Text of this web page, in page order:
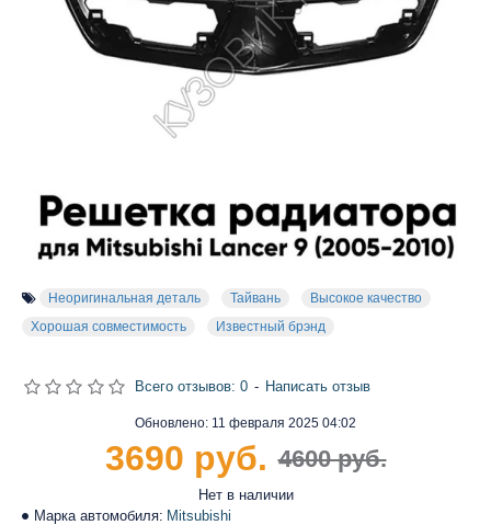
Неоригинальная деталь Тайвань
Высокое качество
Хорошая совместимость
Известный брэнд
Марка автомобиля: Mitsubishi
Обновлено: 11 февраля 2025 04:02
Нет в наличии
Всего отзывов: 0 - Написать отзыв
4600 руб.
3690 руб.